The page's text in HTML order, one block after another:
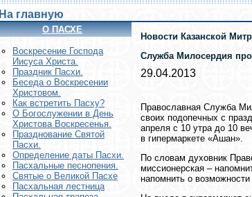
На главную
О ПАСХЕ
Воскреcение Господа
Иисуса Христа.
Праздник Пасхи.
Беседа о Воскресении
Христовом.
Как встретить Пасху?
О Богослужении в День
Христова Воскресенья.
Празднование Святой
Пасхи.
Определение даты Пасхи.
Пасхальные песнопения.
Святые о Великой Пасхе
Пасхальная лестница
Новости Казанской
Служба Милосердия
29.04.2013
Православная Служба
своих подопечных с
апреля с 10 утра до 10
в гипермаркете «Ашан».
По словам духовник
миссионерская –
напомнить о